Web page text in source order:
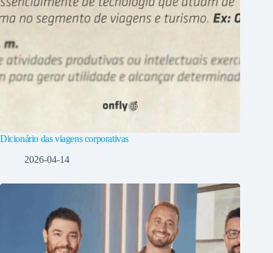
Dicionário das viagens corporativas
2026-04-14